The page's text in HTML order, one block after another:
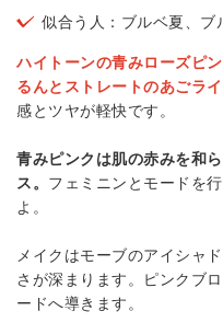
似合う人：ブルベ夏、ブ
ハイトーンの青みローズピ
るんとストレートのあごライ
感とツヤが軽快です。
青みピンクは肌の赤みを和
ス。 フェミニンとモードを
よ。
メイクはモーブのアイシャ
さが深まります。ピンクブ
ードへ導きます。